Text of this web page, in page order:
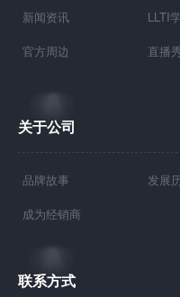
新闻资讯 LLTI
官方周边 直播
关于公司
品牌故事 发展
成为经销商
联系方式